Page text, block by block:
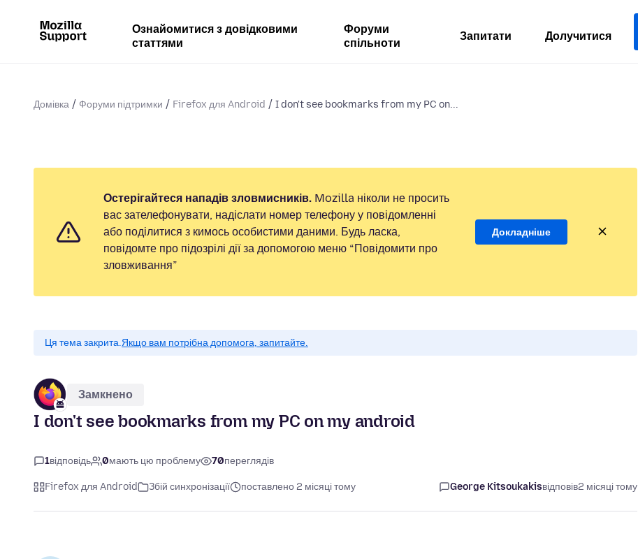
Ознайомитися з довідковими
статтями
Форуми
спільноти
Запитати Долучитися
Домівка Форуми підтримки Firefox для Android I don't see bookmarks from my PC on...
Остерігайтеся нападів зловмисників. Mozilla ніколи не просить
вас зателефонувати, надіслати номер телефону у повідомленні
або поділитися з кимось особистими даними. Будь ласка,
повідомте про підозрілі дії за допомогою меню “Повідомити про
зловживання”
Докладніше
Ця тема закрита.Якщо вам потрібна допомога, запитайте.
Замкнено
I don't see bookmarks from my PC on my android
1відповідь 0мають цю проблему 70переглядів
Firefox для Android Збій синхронізації поставлено 2 місяці тому George Kitsoukakisвідповів2 місяці тому